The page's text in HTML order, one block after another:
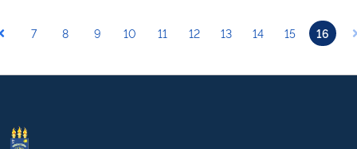
7 8 9 10 11 12 13 14 15 16